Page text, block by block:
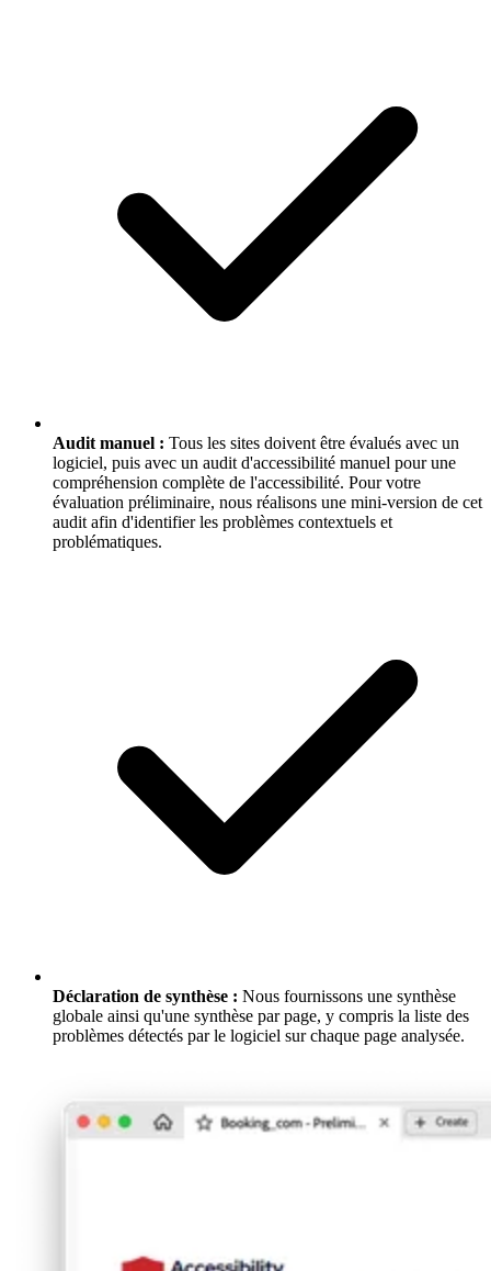
Audit manuel : Tous les sites doivent être évalués avec un
logiciel, puis avec un audit d'accessibilité manuel pour une
compréhension complète de l'accessibilité. Pour votre
évaluation préliminaire, nous réalisons une mini-version de cet
audit afin d'identifier les problèmes contextuels et
problématiques.
Déclaration de synthèse : Nous fournissons une synthèse
globale ainsi qu'une synthèse par page, y compris la liste des
problèmes détectés par le logiciel sur chaque page analysée.